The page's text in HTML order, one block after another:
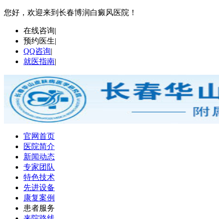
您好，欢迎来到长春博润白癜风医院！
在线咨询|
预约医生|
QQ咨询|
就医指南|
官网首页
医院简介
新闻动态
专家团队
特色技术
先进设备
康复案例
患者服务